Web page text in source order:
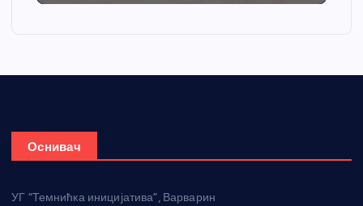
Оснивач
УГ “Темнићка иницијатива”, Варварин